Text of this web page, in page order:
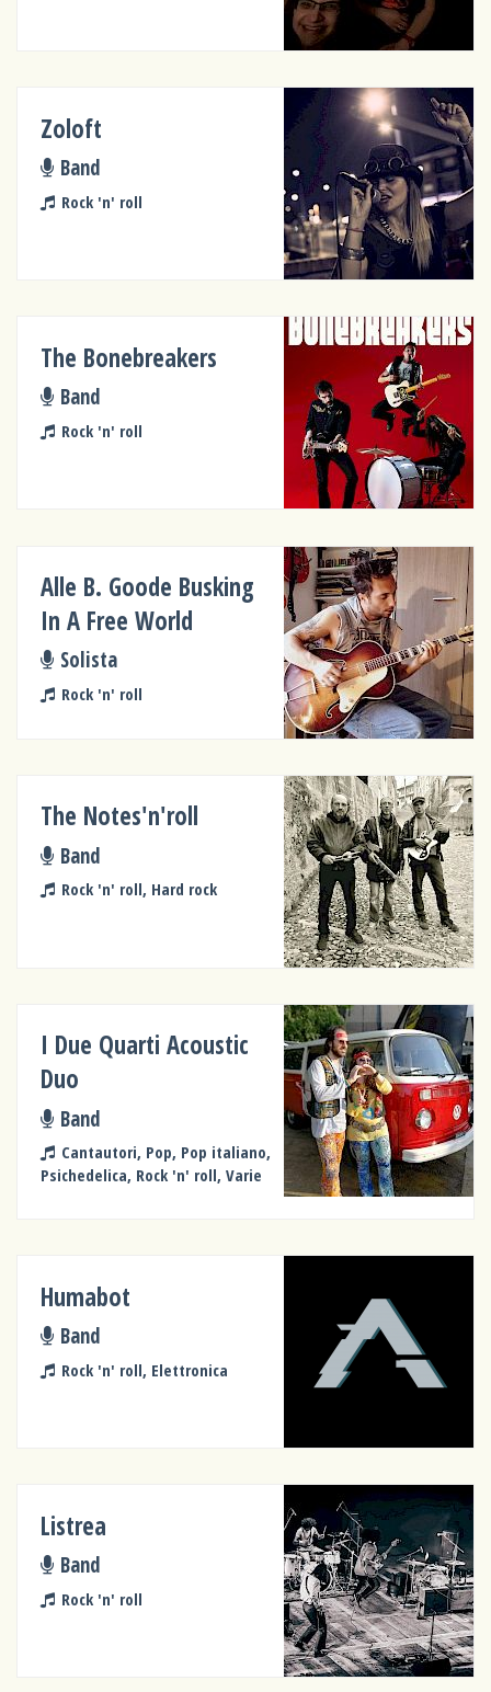
Zoloft
Band
Rock 'n' roll
The Bonebreakers
Band
Rock 'n' roll
Alle B. Goode Busking
In A Free World
Solista
Rock 'n' roll
The Notes'n'roll
Band
Rock 'n' roll, Hard rock
I Due Quarti Acoustic
Duo
Band
Cantautori, Pop, Pop italiano,
Psichedelica, Rock 'n' roll, Varie
Humabot
Band
Rock 'n' roll, Elettronica
Listrea
Band
Rock 'n' roll